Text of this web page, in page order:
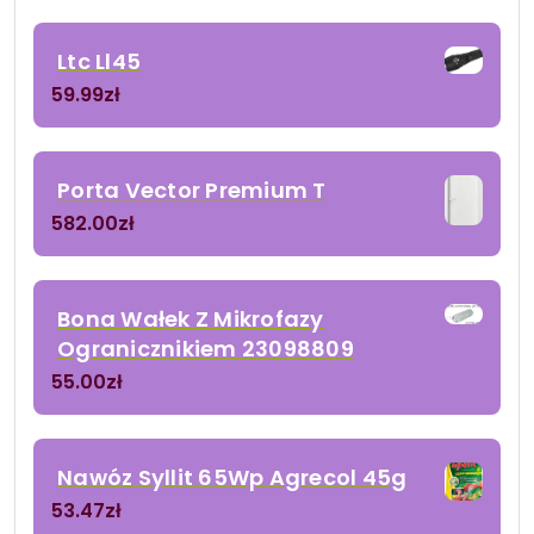
Ltc Ll45
59.99zł
Porta Vector Premium T
582.00zł
Bona Wałek Z Mikrofazy
Ogranicznikiem 23098809
55.00zł
Nawóz Syllit 65Wp Agrecol 45g
53.47zł